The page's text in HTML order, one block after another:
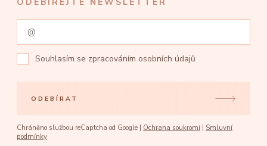
Souhlasím se zpracováním osobních údajů
ODEBÍRAT
Chráněno službou reCaptcha od Google | Ochrana soukromí
Smluvní
podmínky